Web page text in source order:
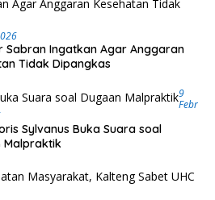
Sabran Ingatkan Agar Anggaran
Tidak Dipangkas
9
Febr
Sylvanus Buka Suara soal
Malpraktik